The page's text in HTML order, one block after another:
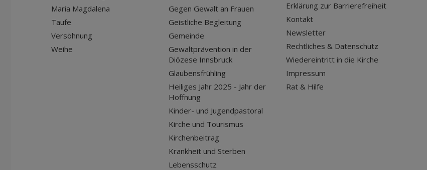
Maria Magdalena
Taufe
Versöhnung
Weihe
Gegen Gewalt an Frauen
Geistliche Begleitung
Gemeinde
Gewaltprävention in der
Diözese Innsbruck
Glaubensfrühling
Heiliges Jahr 2025 - Jahr der
Hoffnung
Kinder- und Jugendpastoral
Kirche und Tourismus
Kirchenbeitrag
Krankheit und Sterben
Lebensschutz
Erklärung zur Barrierefreiheit
Kontakt
Newsletter
Rechtliches & Datenschutz
Wiedereintritt in die Kirche
Impressum
Rat & Hilfe